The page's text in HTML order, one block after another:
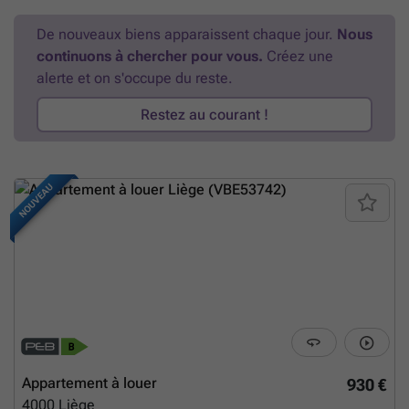
De nouveaux biens apparaissent chaque jour. Nous
continuons à chercher pour vous. Créez une
alerte et on s'occupe du reste.
Restez au courant !
NOUVEAU
930 €
Appartement à louer
4000 Liège